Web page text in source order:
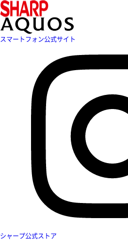
スマートフォン公式サイト
シャープ公式ストア